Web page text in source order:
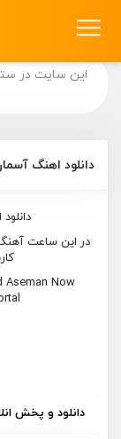
این سایت در
دانلود اهنگ
در این ساعت آهنگ
Aseman Now
دانلود و پخش